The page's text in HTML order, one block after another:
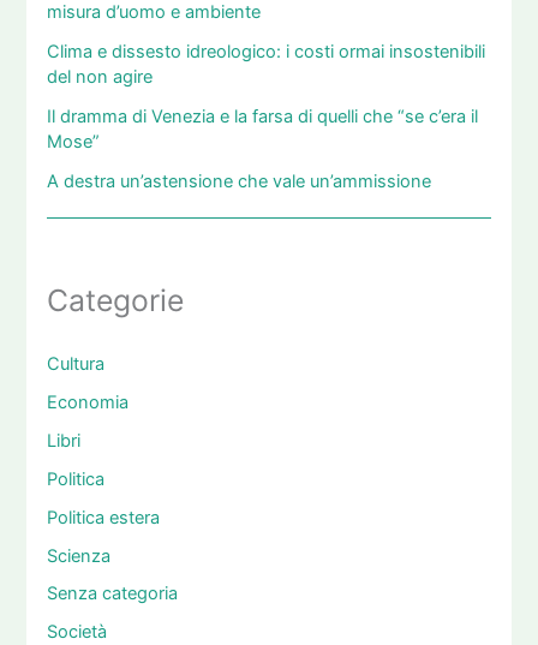
misura d’uomo e ambiente
Clima e dissesto idreologico: i costi ormai insostenibili
del non agire
Il dramma di Venezia e la farsa di quelli che “se c’era il
Mose”
A destra un’astensione che vale un’ammissione
Categorie
Cultura
Economia
Libri
Politica
Politica estera
Scienza
Senza categoria
Società